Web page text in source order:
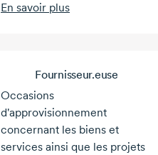
En savoir plus
Fournisseur.euse
Occasions
d'approvisionnement
concernant les biens et
services ainsi que les projets